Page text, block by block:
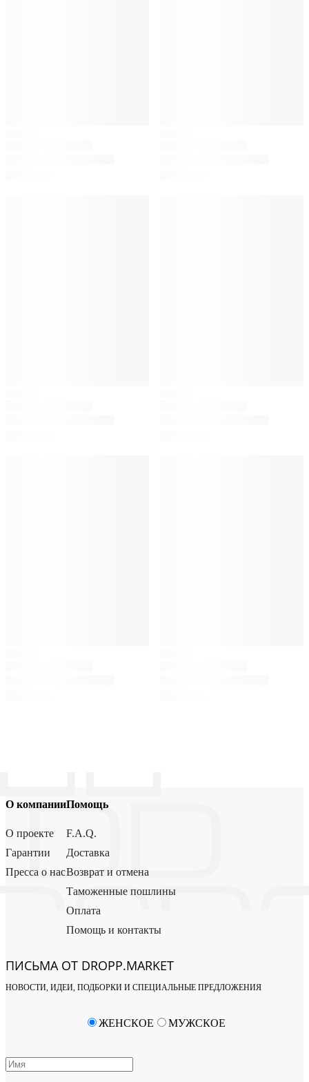
О компании
О проекте
Гарантии
Пресса о нас
Помощь
F.A.Q.
Доставка
Возврат и отмена
Таможенные пошлины
Оплата
Помощь и контакты
ПИСЬМА ОТ DROPP.MARKET
НОВОСТИ, ИДЕИ, ПОДБОРКИ И СПЕЦИАЛЬНЫЕ ПРЕДЛОЖЕНИЯ
ЖЕНСКОЕ МУЖСКОЕ